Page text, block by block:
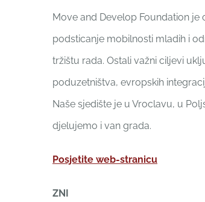
Move and Develop Foundation
podsticanje mobilnosti mladih i
tržištu rada. Ostali važni ciljevi
poduzetništva, evropskih
Naše sjedište je u Vroclavu, u
djelujemo i van grada.
Posjetite web-stranicu
ZNI